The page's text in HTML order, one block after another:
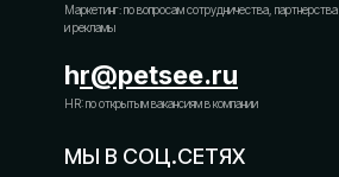
МЫ В СОЦ.СЕТЯХ
HR: по открытым вакансиям в компании
hr@petsee.ru
Маркетинг: по вопросам сотрудничества, партнерства
и рекламы